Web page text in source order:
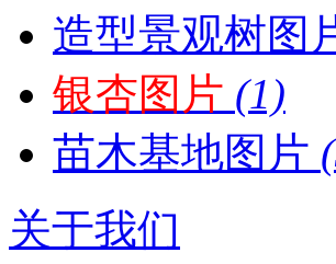
造型景观树图
银杏图片 (1)
苗木基地图片
关于我们